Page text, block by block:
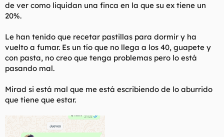
de ver como liquidan una finca en la que su ex tiene un
20%.
Le han tenido que recetar pastillas para dormir y ha
vuelto a fumar. Es un tío que no llega a los 40, guapete y
con pasta, no creo que tenga problemas pero lo está
pasando mal.
Mirad si está mal que me está escribiendo de lo aburrido
que tiene que estar.